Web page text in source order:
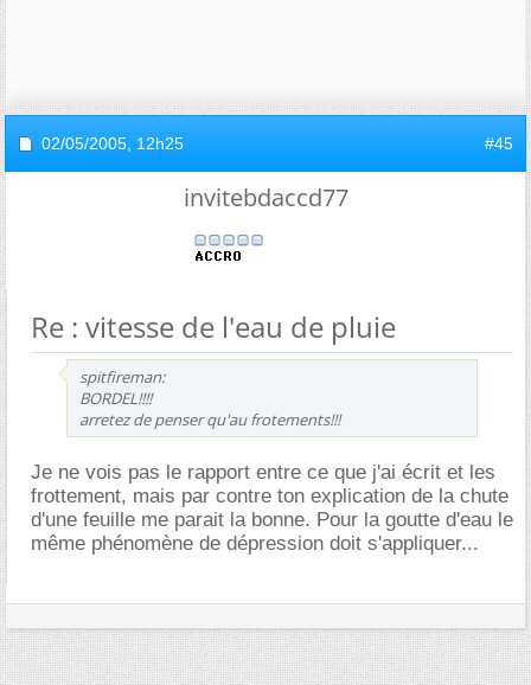
02/05/2005, 12h25 #45
invitebdaccd77
Re : vitesse de l'eau de pluie
spitfireman:
BORDEL!!!!
arretez de penser qu'au frotements!!!
Je ne vois pas le rapport entre ce que j'ai écrit et les
frottement, mais par contre ton explication de la chute
d'une feuille me parait la bonne. Pour la goutte d'eau le
même phénomène de dépression doit s'appliquer...